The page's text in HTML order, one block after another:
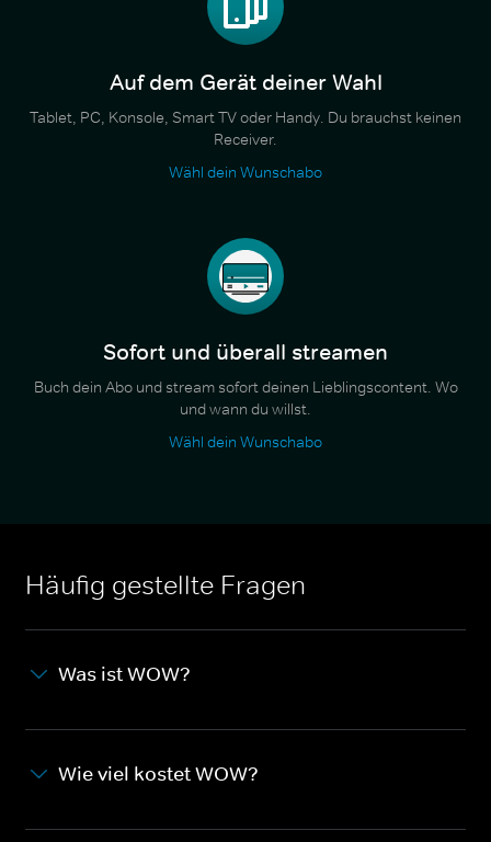
Auf dem Gerät deiner Wahl
Tablet, PC, Konsole, Smart TV oder Handy. Du brauchst keinen
Receiver.
Wähl dein Wunschabo
Sofort und überall streamen
Buch dein Abo und stream sofort deinen Lieblingscontent. Wo
und wann du willst.
Wähl dein Wunschabo
Häufig gestellte Fragen
Was ist WOW?
Wie viel kostet WOW?